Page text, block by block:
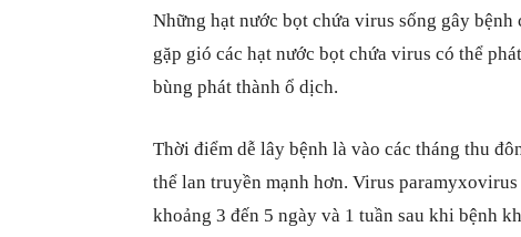
Những hạt nước bọt chứa virus sống gây
gặp gió các hạt nước bọt chứa virus có thể
bùng phát thành ổ dịch.
Thời điểm dễ lây bệnh là vào các tháng thu
thể lan truyền mạnh hơn. Virus
khoảng 3 đến 5 ngày và 1 tuần sau khi bệnh